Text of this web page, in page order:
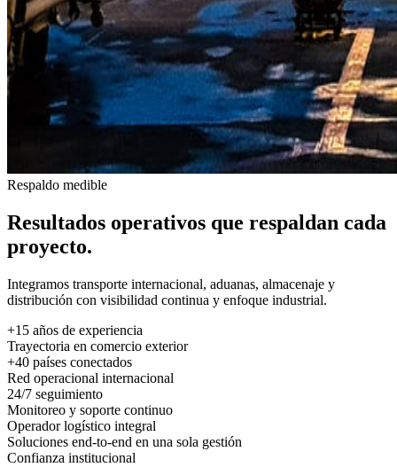
Respaldo medible
Resultados operativos que respaldan cada
proyecto.
Integramos transporte internacional, aduanas, almacenaje y
distribución con visibilidad continua y enfoque industrial.
+15 años de experiencia
Trayectoria en comercio exterior
+40 países conectados
Red operacional internacional
24/7 seguimiento
Monitoreo y soporte continuo
Operador logístico integral
Soluciones end-to-end en una sola gestión
Confianza institucional